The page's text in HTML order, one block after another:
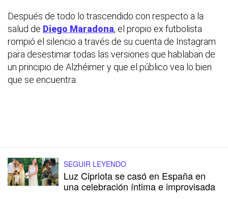
Después de todo lo trascendido con respecto a la
salud de Diego Maradona, el propio ex futbolista
rompió el silencio a través de su cuenta de Instagram
para desestimar todas las versiones que hablaban de
un principio de Alzhéimer y que el público vea lo bien
que se encuentra:
SEGUIR LEYENDO
Luz Cipriota se casó en España en
una celebración íntima e improvisada